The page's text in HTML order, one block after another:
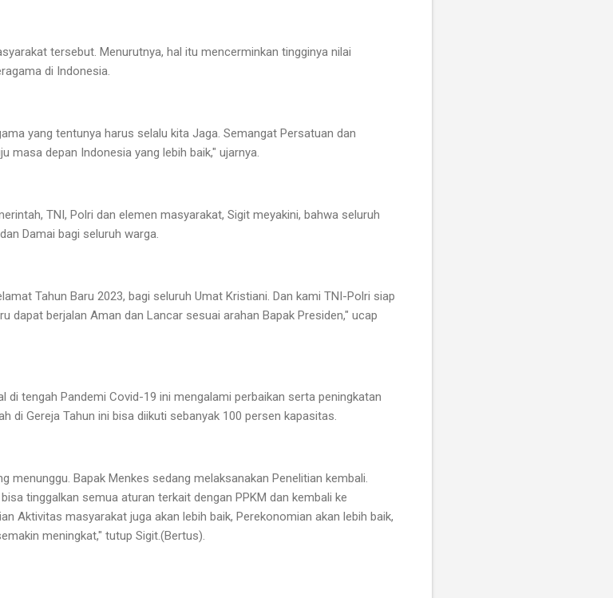
tersebut. Menurutnya, hal itu mencerminkan tingginya nilai
di Indonesia.
yang tentunya harus selalu kita Jaga. Semangat Persatuan dan
masa depan Indonesia yang lebih baik," ujarnya.
TNI, Polri dan elemen masyarakat, Sigit meyakini, bahwa seluruh
Damai bagi seluruh warga.
Tahun Baru 2023, bagi seluruh Umat Kristiani. Dan kami TNI-Polri siap
dapat berjalan Aman dan Lancar sesuai arahan Bapak Presiden," ucap
di tengah Pandemi Covid-19 ini mengalami perbaikan serta peningkatan
di Gereja Tahun ini bisa diikuti sebanyak 100 persen kapasitas.
menunggu. Bapak Menkes sedang melaksanakan Penelitian kembali.
tinggalkan semua aturan terkait dengan PPKM dan kembali ke
Aktivitas masyarakat juga akan lebih baik, Perekonomian akan lebih baik,
meningkat," tutup Sigit.(Bertus).